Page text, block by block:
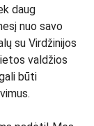
daug
nuo savo
su Virdžinijos
valdžios
būti